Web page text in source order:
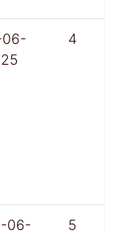
06-
4
06-
5